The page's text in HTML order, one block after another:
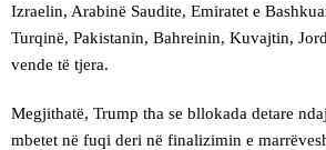
Izraelin, Arabinë Saudite, Emiratet e
Turqinë, Pakistanin, Bahreinin, Kuvajtin,
vende të tjera.
Megjithatë, Trump tha se bllokada detare
mbetet në fuqi deri në finalizimin e